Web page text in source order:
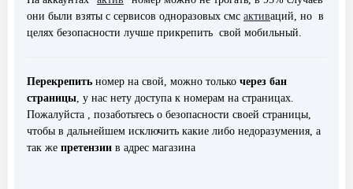
они были взяты с сервисов одноразовых смс активаций, но в
целях безопасности лучше прикрепить свой мобильный.
Перекрепить номер на свой, можно только через бан
страницы, у нас нету доступа к номерам на страницах.
Пожалуйста , позаботьтесь о безопасности своей страницы,
чтобы в дальнейшем исключить какие либо недоразумения, а
так же претензии в адрес магазина